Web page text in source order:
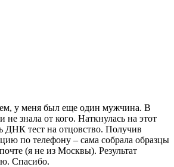
у меня был еще один мужчина. В
не знала от кого. Наткнулась на этот
ДНК тест на отцовство. Получив
по телефону – сама собрала образцы
(я не из Москвы). Результат
Спасибо.